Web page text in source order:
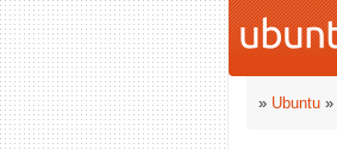
» Ubuntu »